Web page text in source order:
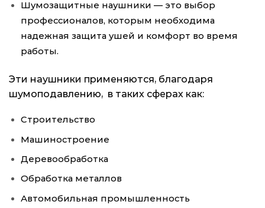
Шумозащитные наушники — это выбор
профессионалов, которым необходима
надежная защита ушей и комфорт во время
работы.
Эти наушники применяются, благодаря
шумоподавлению, в таких сферах как:
Строительство
Машиностроение
Деревообработка
Обработка металлов
Автомобильная промышленность